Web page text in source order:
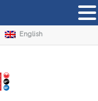
English